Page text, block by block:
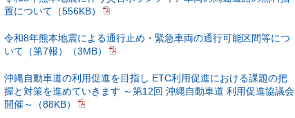
置について（556KB）
令和8年熊本地震による通行止め・緊急車両の通行可能区間等につ
いて（第7報）（3MB）
沖縄自動車道の利用促進を目指し ETC利用促進における課題の把
握と対策を進めていきます ～第12回 沖縄自動車道 利用促進協議会
開催～（88KB）